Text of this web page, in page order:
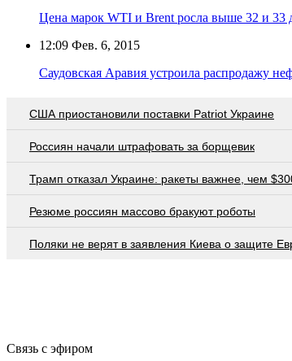
Цена марок WTI и Brent росла выше 32 и 33
12:09 Фев. 6, 2015
Саудовская Аравия устроила распродажу
США приостановили поставки Patriot Украине
Россиян начали штрафовать за борщевик
Трамп отказал Украине: ракеты важнее, чем
Резюме россиян массово бракуют роботы
Поляки не верят в заявления Киева о защите
Связь с эфиром